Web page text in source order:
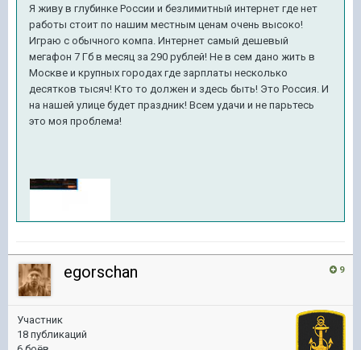
Я живу в глубинке России и безлимитный интернет где нет
работы стоит по нашим местным ценам очень высоко!
Играю с обычного компа. Интернет самый дешевый
мегафон 7 Гб в месяц за 290 рублей! Не в сем дано жить в
Москве и крупных городах где зарплаты несколько
десятков тысяч! Кто то должен и здесь быть! Это Россия. И
на нашей улице будет праздник! Всем удачи и не парьтесь
это моя проблема!
9
egorschan
Участник
18 публикаций